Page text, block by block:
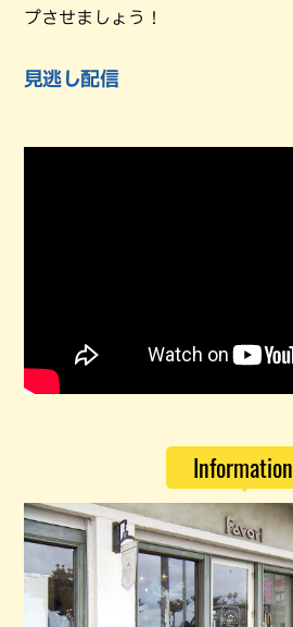
プさせましょう！
見逃し配信
Information